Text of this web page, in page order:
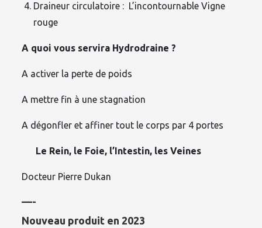
Draineur circulatoire : L’incontournable Vigne
rouge
A quoi vous servira Hydrodraine ?
A activer la perte de poids
A mettre fin à une stagnation
A dégonfler et affiner tout le corps par 4 portes
Le Rein, le Foie, l’Intestin, les Veines
Docteur Pierre Dukan
—-
Nouveau produit en 2023